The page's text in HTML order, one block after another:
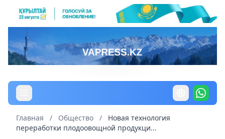
Главная / Общество /
Новая технология
переработки плодоовощной продукци...